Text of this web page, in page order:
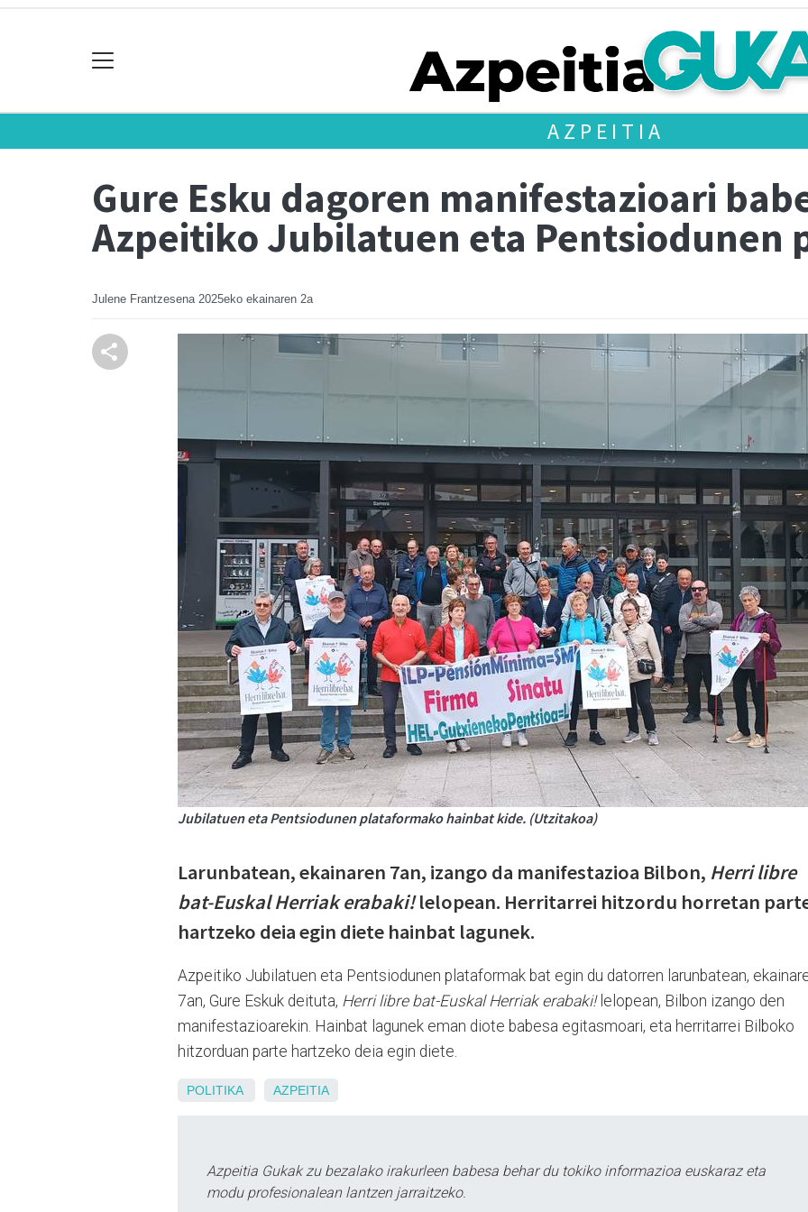
AZPEITIA
Gure Esku dagoren manifestazioari
Azpeitiko Jubilatuen eta Pentsiodunen
Julene Frantzesena 2025eko ekainaren 2a
Jubilatuen eta Pentsiodunen plataformako hainbat kide. (Utzitakoa)
Larunbatean, ekainaren 7an, izango da manifestazioa Bilbon, Herri libre
bat-Euskal Herriak erabaki!lelopean. Herritarrei hitzordu horretan
hartzeko deia egin diete hainbat lagunek.
Azpeitiko Jubilatuen eta Pentsiodunen plataformak bat egin du datorren larunbatean,
7an, Gure Eskuk deituta, Herri libre bat-Euskal Herriak erabaki!lelopean, Bilbon izango den
manifestazioarekin. Hainbat lagunek eman diote babesa egitasmoari, eta herritarrei Bilboko
hitzorduan parte hartzeko deia egin diete.
POLITIKA AZPEITIA
Azpeitia Gukak zu bezalako irakurleen babesa behar du tokiko informazioa euskaraz eta
modu profesionalean lantzen jarraitzeko.